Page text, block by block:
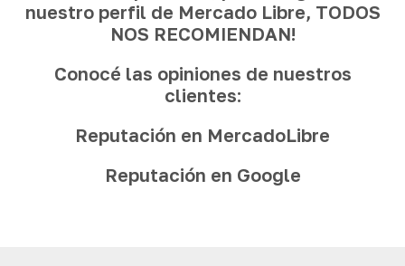
nuestro perfil de Mercado Libre, TODOS
NOS RECOMIENDAN!
Conocé las opiniones de nuestros
clientes:
Reputación en MercadoLibre
Reputación en Google